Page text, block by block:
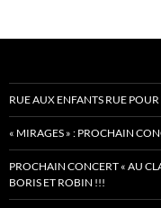
RUE AUX ENFANTS RUE
« MIRAGES » : PROCHAIN
PROCHAIN CONCERT « AU
BORIS ET ROBIN !!!